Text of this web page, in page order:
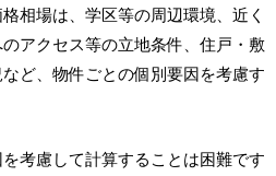
相場は、学区等の周辺環境、近く
アクセス等の立地条件、住戸・敷
ど、物件ごとの個別要因を考慮す
考慮して計算することは困難です